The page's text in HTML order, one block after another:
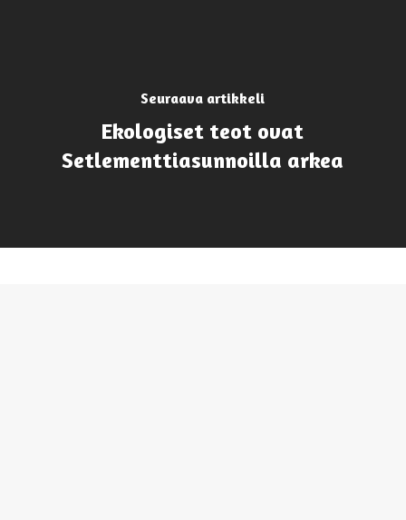
Seuraava artikkeli
Ekologiset teot ovat
Setlementtiasunnoilla arkea